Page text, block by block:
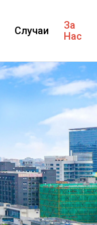
Случаи
За
Нас